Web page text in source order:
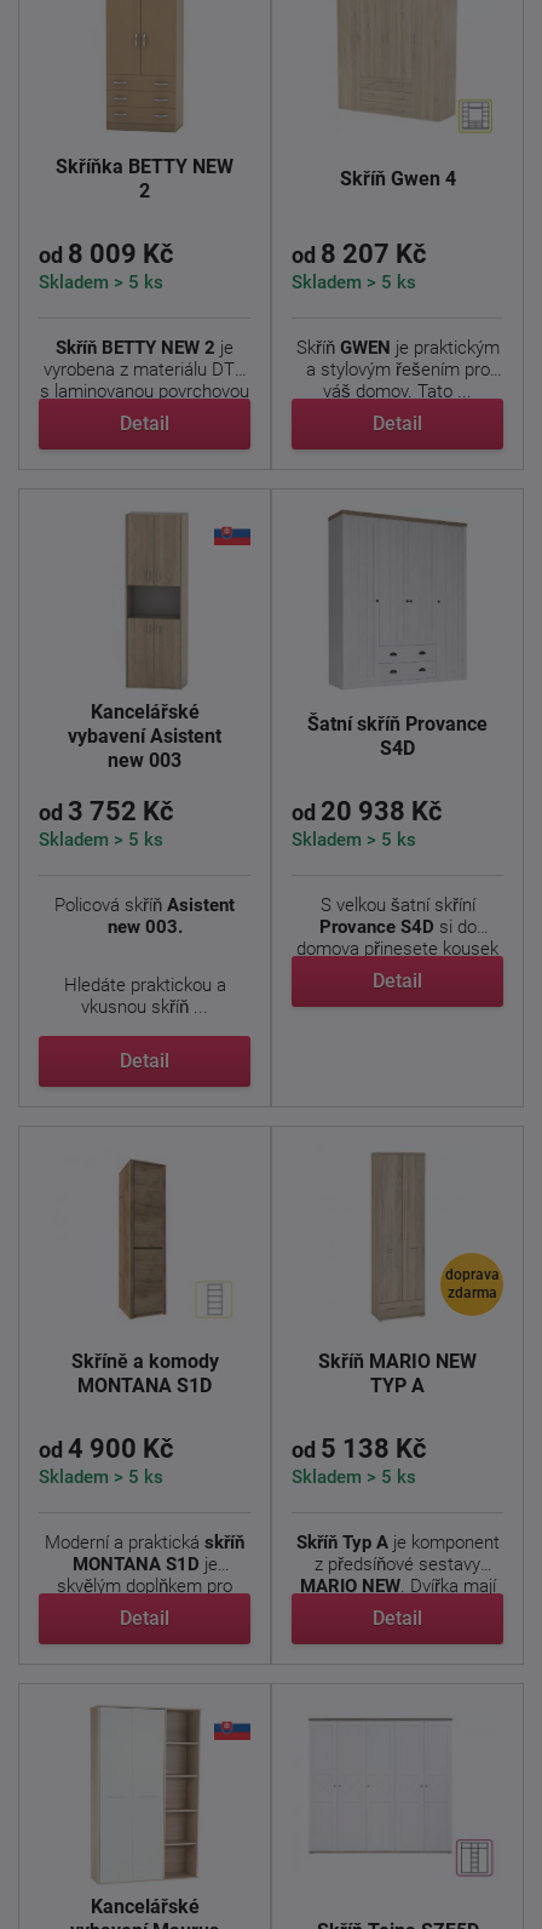
Skříňka BETTY NEW
2
od 8 009 Kč
Skladem > 5 ks
Skříň BETTY NEW 2 je
vyrobena z materiálu DTD
s laminovanou povrchovou
...
Detail
Skříň Gwen 4
od 8 207 Kč
Skladem > 5 ks
Skříň GWEN je praktickým
a stylovým řešením pro
váš domov. Tato ...
Detail
Kancelářské
vybavení Asistent
new 003
od 3 752 Kč
Skladem > 5 ks
Policová skříň Asistent
new 003.
Hledáte praktickou a
vkusnou skříň ...
Detail
Šatní skříň Provance
S4D
od 20 938 Kč
Skladem > 5 ks
S velkou šatní skříní
Provance S4D si do
domova přinesete kousek
jižní ...
Detail
Skříně a komody
MONTANA S1D
od 4 900 Kč
Skladem > 5 ks
Moderní a praktická skříň
MONTANA S1D je
skvělým doplňkem pro
každou ...
Detail
doprava
zdarma
Skříň MARIO NEW
TYP A
od 5 138 Kč
Skladem > 5 ks
Skříň Typ Aje komponent
z předsíňové sestavy
MARIO NEW. Dvířka mají
...
Detail
Kancelářské